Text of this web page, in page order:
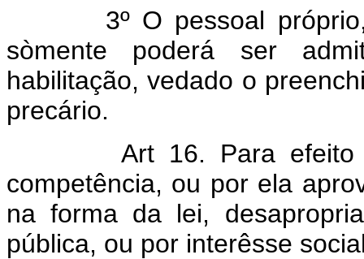
3º O pessoal próprio,
sòmente poderá ser
habilitação, vedado o
precário.
Art 16. Para
competência, ou por ela
na forma da lei,
pública, ou por interêsse